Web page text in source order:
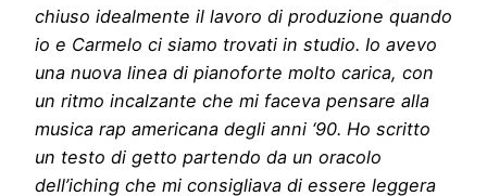
chiuso idealmente il lavoro di produzione quando
io e Carmelo ci siamo trovati in studio. Io avevo
una nuova linea di pianoforte molto carica, con
un ritmo incalzante che mi faceva pensare alla
musica rap americana degli anni ‘90. Ho scritto
un testo di getto partendo da un oracolo
dell’iching che mi consigliava di essere leggera